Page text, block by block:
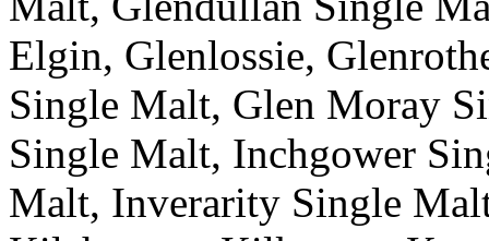
Elgin, Glenlossie,
Single Malt, Glen Moray
Single Malt, Inchgower
Malt, Inverarity Single